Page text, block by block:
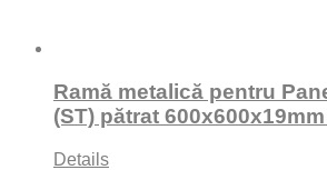
Ramă metalică pentru
(ST) pătrat
Details